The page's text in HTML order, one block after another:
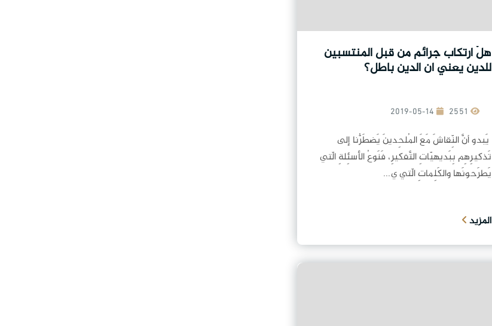
هلْ ارتكاب جرائم من قبل المنتسبين
للدين يعني ان الدين باطل؟
2019-05-14
يَبدو أنَّ النِّقاشَ مَعَ المُلحِدينَ يَضطَرُّنا إلى
تَذكيرِهِم بِبَديهيّاتِ التَّفكيرِ، فَنَوعُ الأسئِلةِ الّتي
يَطرَحونَها والكَلِماتِ الّتي ي...
المزيد